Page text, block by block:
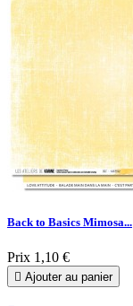
Back to Basics Mimosa...
Prix 1,10 €
 Ajouter au panier